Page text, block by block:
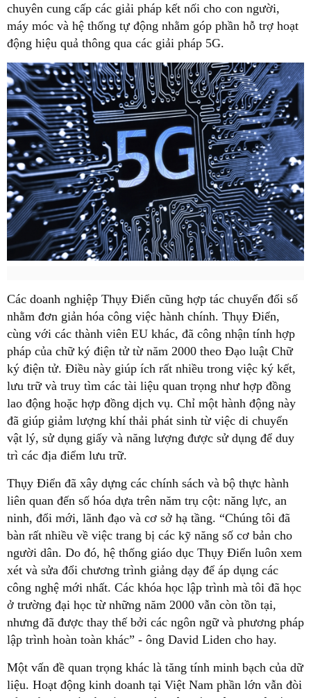
chuyên cung cấp các giải pháp kết nối cho con người,
máy móc và hệ thống tự động nhằm góp phần hỗ trợ hoạt
động hiệu quả thông qua các giải pháp 5G.
Các doanh nghiệp Thụy Điển cũng hợp tác chuyển đổi số
nhằm đơn giản hóa công việc hành chính. Thụy Điển,
cùng với các thành viên EU khác, đã công nhận tính hợp
pháp của chữ ký điện tử từ năm 2000 theo Đạo luật Chữ
ký điện tử. Điều này giúp ích rất nhiều trong việc ký kết,
lưu trữ và truy tìm các tài liệu quan trọng như hợp đồng
lao động hoặc hợp đồng dịch vụ. Chỉ một hành động này
đã giúp giảm lượng khí thải phát sinh từ việc di chuyển
vật lý, sử dụng giấy và năng lượng được sử dụng để duy
trì các địa điểm lưu trữ.
Thụy Điển đã xây dựng các chính sách và bộ thực hành
liên quan đến số hóa dựa trên năm trụ cột: năng lực, an
ninh, đổi mới, lãnh đạo và cơ sở hạ tầng. “Chúng tôi đã
bàn rất nhiều về việc trang bị các kỹ năng số cơ bản cho
người dân. Do đó, hệ thống giáo dục Thụy Điển luôn xem
xét và sửa đổi chương trình giảng dạy để áp dụng các
công nghệ mới nhất. Các khóa học lập trình mà tôi đã học
ở trường đại học từ những năm 2000 vẫn còn tồn tại,
nhưng đã được thay thế bởi các ngôn ngữ và phương pháp
lập trình hoàn toàn khác” - ông David Liden cho hay.
Một vấn đề quan trọng khác là tăng tính minh bạch của dữ
liệu. Hoạt động kinh doanh tại Việt Nam phần lớn vẫn đòi